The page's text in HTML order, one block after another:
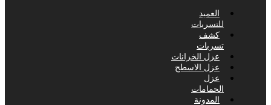
العميد
للتسربات
كشف
تسربات
عزل الخزانات
عزل الاسطح
عزل
الحمامات
المدونة